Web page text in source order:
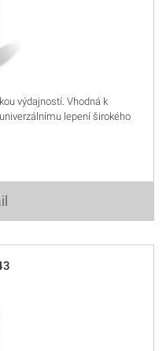
výdajností. Vhodná k
lepení širokého